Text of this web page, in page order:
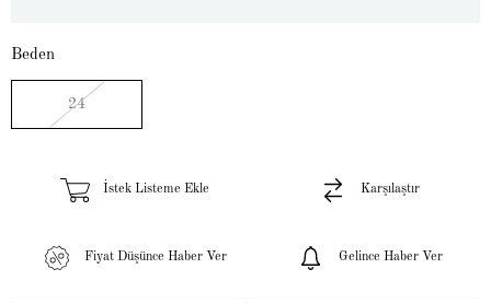
Beden
24
İstek Listeme Ekle Karşılaştır
Fiyat Düşünce Haber Ver Gelince Haber Ver